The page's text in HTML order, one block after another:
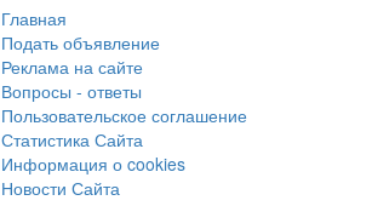
Главная
Подать объявление
Реклама на сайте
Вопросы - ответы
Пользовательское соглашение
Статистика Сайта
Информация о cookies
Новости Сайта